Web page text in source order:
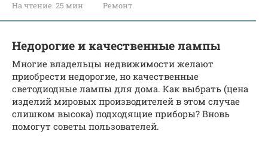
На чтение: 25 мин Ремонт
Недорогие и качественные лампы
Многие владельцы недвижимости желают
приобрести недорогие, но качественные
светодиодные лампы для дома. Как выбрать (цена
изделий мировых производителей в этом случае
слишком высока) подходящие приборы? Вновь
помогут советы пользователей.